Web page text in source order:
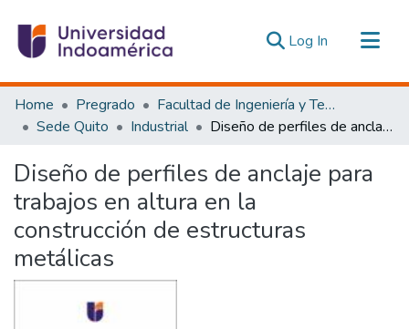
Log In (current)
Communities & Collections
All of DSpace
Estadísticas Externas
Home Pregrado
Facultad de Ingeniería y Tecnologías de la Información y la Comunicación
Sede Quito
Industrial Diseño de perfiles de anclaje para trabajos en altura en la construcción de estructuras metálicas
Diseño de perfiles de anclaje para
trabajos en altura en la
construcción de estructuras
metálicas